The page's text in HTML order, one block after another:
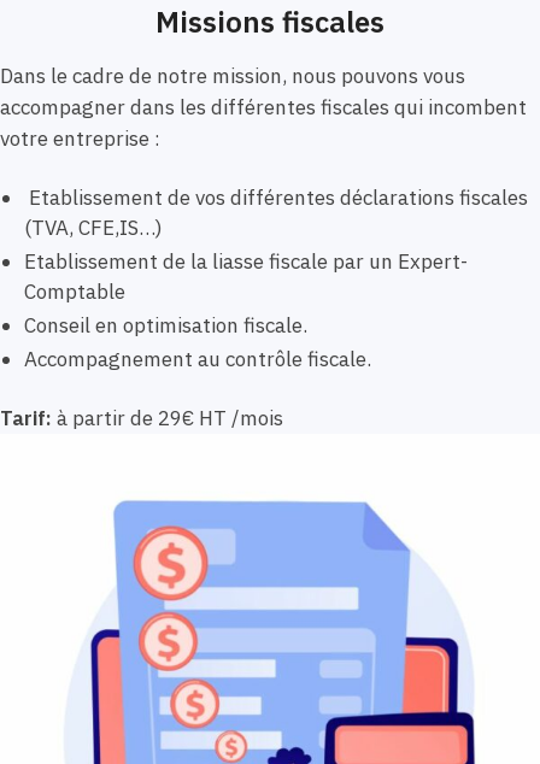
Missions fiscales
Dans le cadre de notre mission, nous pouvons vous
accompagner dans les différentes fiscales qui incombent
votre entreprise :
Etablissement de vos différentes déclarations fiscales
(TVA, CFE,IS…)
Etablissement de la liasse fiscale par un Expert-
Comptable
Conseil en optimisation fiscale.
Accompagnement au contrôle fiscale.
Tarif: à partir de 29€ HT /mois